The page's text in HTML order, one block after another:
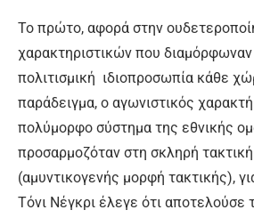
Το πρώτο, αφορά στην
χαρακτηριστικών που
πολιτισμική ιδιοπροσωπία κάθε
παράδειγμα, ο αγωνιστικός
πολύμορφο σύστημα της εθνικής
προσαρμοζόταν στη σκληρή
(αμυντικογενής μορφή τακτικής),
Τόνι Νέγκρι έλεγε ότι